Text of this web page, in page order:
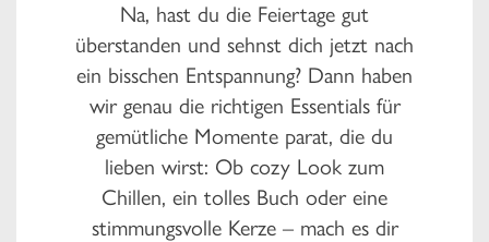
Na, hast du die Feiertage gut
überstanden und sehnst dich jetzt nach
ein bisschen Entspannung? Dann haben
wir genau die richtigen Essentials für
gemütliche Momente parat, die du
lieben wirst: Ob cozy Look zum
Chillen, ein tolles Buch oder eine
stimmungsvolle Kerze – mach es dir